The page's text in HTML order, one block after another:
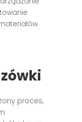
proces,